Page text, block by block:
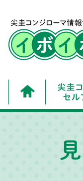
尖圭コンジロ
特徴と症状［女
尖圭コンジロ
感染経路につい